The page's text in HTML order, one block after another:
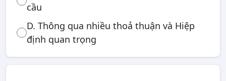
cầu
D. Thông qua nhiều thoả thuận và Hiệp
định quan trọng